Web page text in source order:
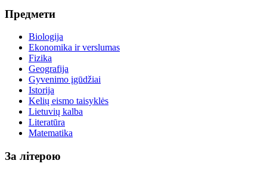
Предмети
Biologija
Ekonomika ir verslumas
Fizika
Geografija
Gyvenimo įgūdžiai
Istorija
Kelių eismo taisyklės
Lietuvių kalba
Literatūra
Matematika
За літерою